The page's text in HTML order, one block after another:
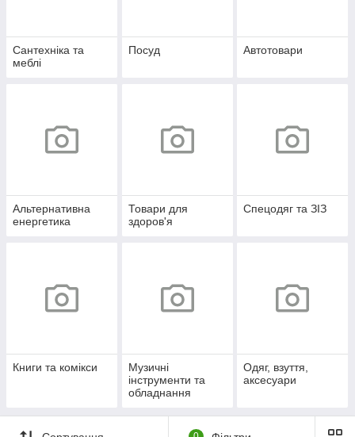
Сантехніка та
меблі
Посуд Автотовари
Альтернативна
енергетика
Товари для
здоров'я
Спецодяг та ЗІЗ
Книги та комікси
Музичні
інструменти та
обладнання
Одяг, взуття,
аксесуари